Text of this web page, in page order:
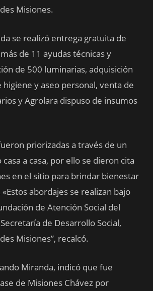
Misiones.
se realizó entrega gratuita de
de 11 ayudas técnicas y
de 500 luminarias, adquisición
y aseo personal, venta de
y Agrolara dispuso de insumos
priorizadas a través de un
a casa, por ello se dieron cita
en el sitio para brindar bienestar
abordajes se realizan bajo
de Atención Social del
de Desarrollo Social,
Misiones”, recalcó.
Miranda, indicó que fue
de Misiones Chávez por